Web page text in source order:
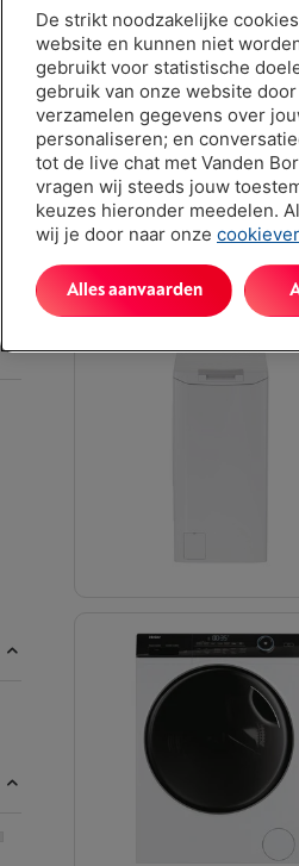
De strikt noodzakelijke
website en kunnen niet
gebruikt voor statistische
gebruik van onze website
verzamelen gegevens over
personaliseren; en
tot de live chat met Vanden
vragen wij steeds jouw
keuzes hieronder meedelen.
wij je door naar onze
Alles aanvaarden